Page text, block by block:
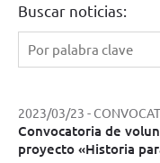
Buscar noticias:
2023/03/23 -
Convocatoria de
proyecto «Historia